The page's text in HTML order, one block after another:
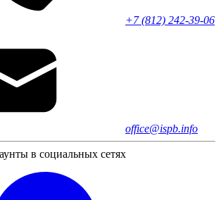
+7 (812) 242-39-06
office@ispb.info
в социальных сетях